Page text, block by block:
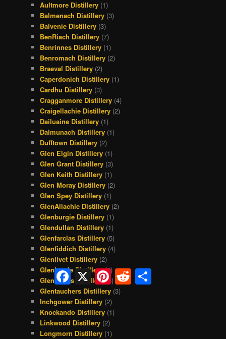
Aultmore Distillery (1)
Balmenach Distillery (3)
Balvenie Distillery (3)
BenRiach Distillery (7)
Benrinnes Distillery (1)
Benromach Distillery (2)
Braeval Distillery (2)
Caperdonich Distillery (1)
Cardhu Distillery (3)
Cragganmore Distillery (4)
Craigellachie Distillery (2)
Dailuaine Distillery (1)
Dalmunach Distillery (1)
Dufftown Distillery (2)
Glen Elgin Distillery (1)
Glen Grant Distillery (3)
Glen Keith Distillery (1)
Glen Moray Distillery (2)
Glen Spey Distillery (1)
GlenAllachie Distillery (2)
Glenburgie Distillery (1)
Glendullan Distillery (1)
Glenfarclas Distillery (5)
Glenfiddich Distillery (4)
Glenlivet Distillery (2)
Glenlossie Distillery(2)
Glenrothes Distillery(3)
Glentauchers Distillery (3)
Inchgower Distillery (2)
Knockando Distillery (1)
Linkwood Distillery (2)
Longmorn Distillery (1)
Facebook
X PinterestReddit